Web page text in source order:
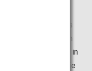
einen Besuch
in der Nähe des
dem ersten Fürsten
dort mit Geschäften in
Dort können Sie